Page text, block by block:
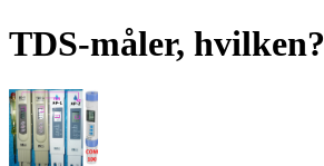
TDS-måler, hvilken?